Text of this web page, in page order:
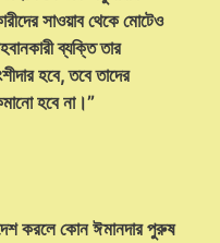
সাওয়াব থেকে মোটেও
ব্যক্তি তার
হবে, তবে তাদের
হবে না।”
করলে কোন ঈমানদার পুরুষ